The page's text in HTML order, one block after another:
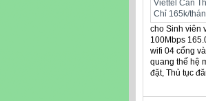
cho Sinh viên
100Mbps
wifi 04 cổng
quang thế hệ
đặt, Thủ tục